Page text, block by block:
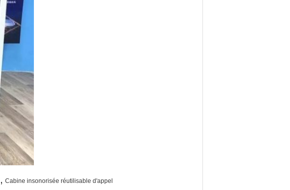
, Cabine insonorisée réutilisable d'appel